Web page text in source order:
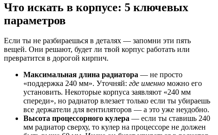
Что искать в корпусе: 5 ключевых
параметров
Если ты не разбираешься в деталях — запомни эти пять
вещей. Они решают, будет ли твой корпус работать или
превратится в дорогой кирпич.
Максимальная длина радиатора — не просто
«поддержка 240 мм». Уточняй: где именно можно его
установить. Некоторые корпуса заявляют «240 мм
спереди», но радиатор влезает только если ты убираешь
все держатели для вентиляторов — а это уже неудобно.
Высота процессорного кулера — если ты ставишь 240
мм радиатор сверху, то кулер на процессоре не должен